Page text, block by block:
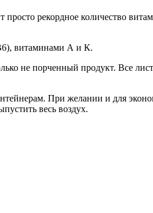
рекордное количество
витаминами А и К.
не порченный продукт. Все
При желании и для
весь воздух.